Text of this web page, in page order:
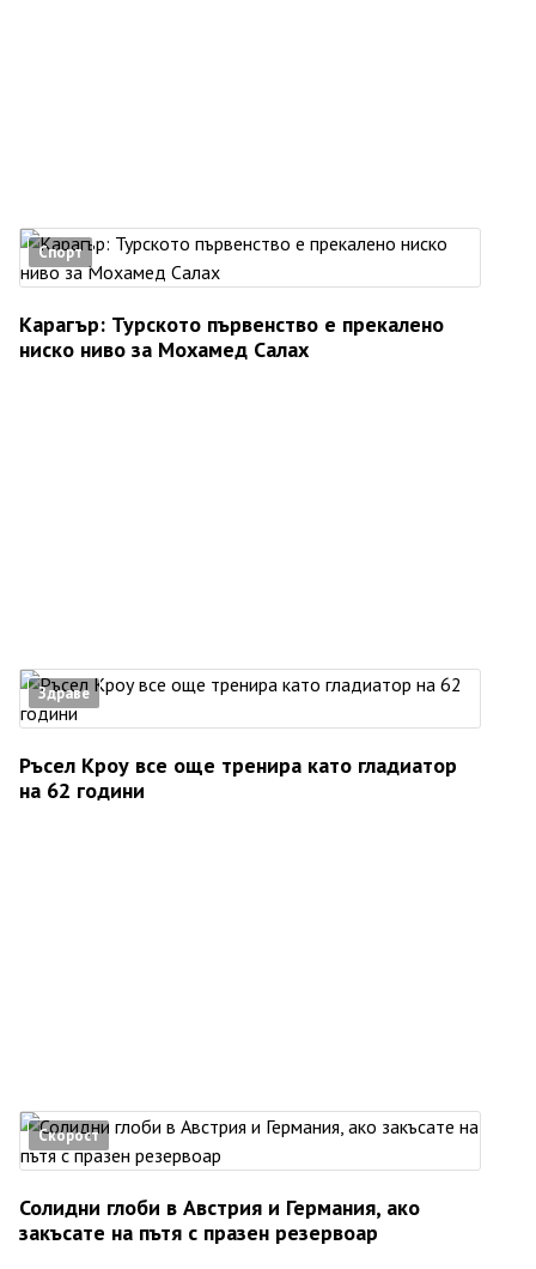
Спорт
Карагър: Турското първенство е прекалено
ниско ниво за Мохамед Салах
Здраве
Ръсел Кроу все още тренира като гладиатор
на 62 години
Скорост
Солидни глоби в Австрия и Германия, ако
закъсате на пътя с празен резервоар